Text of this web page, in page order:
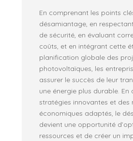
En comprenant les points
désamiantage, en
de sécurité, en évaluant
coûts, et en intégrant cette
planification globale des
photovoltaïques, les
assurer le succès de leur
une énergie plus durable.
stratégies innovantes et des
économiques adaptés, le
devient une opportunité
ressources et de créer un